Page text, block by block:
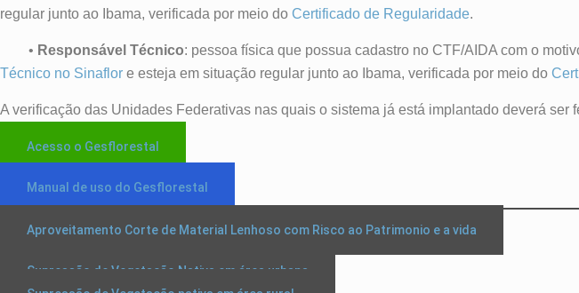
regular junto ao Ibama, verificada por meio do Certificado de Regularidade.
• Responsável Técnico: pessoa física que possua cadastro no CTF/AIDA com o
Técnico no Sinaflor e esteja em situação regular junto ao Ibama, verificada por meio do
A verificação das Unidades Federativas nas quais o sistema já está implantado deverá
Acesso o Gesflorestal
Manual de uso do Gesflorestal
Aproveitamento Corte de Material Lenhoso com Risco ao Patrimonio e a vida
Supressão de Vegetação Nativa em área urbana